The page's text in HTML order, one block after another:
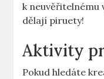
k⁤ neuvěřitelnému
dělají piruety!
Aktivity⁢
Pokud hledáte